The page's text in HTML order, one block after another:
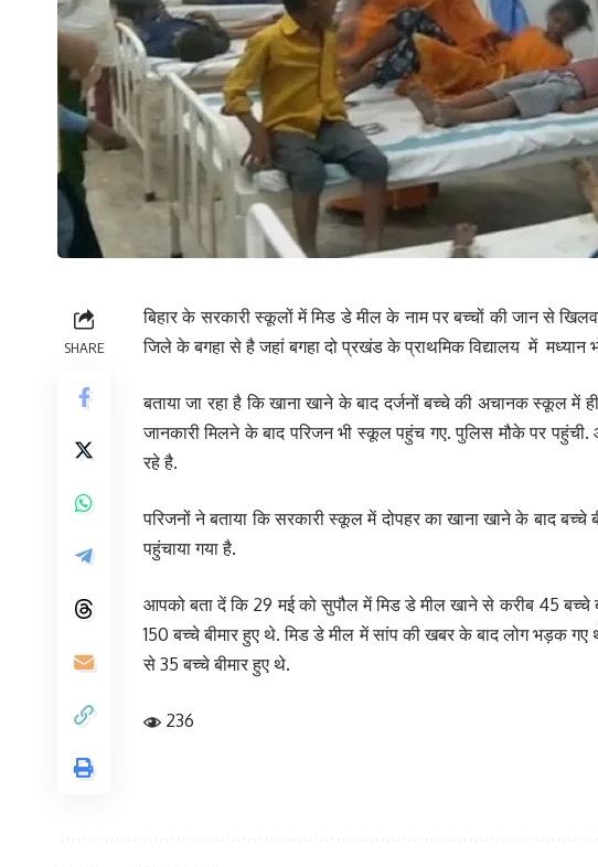
SHARE
बिहार के सरकारी स्कूलों में मिड डे मील के नाम पर बच्चों की जान से
जिले के बगहा से है जहां बगहा दो प्रखंड के प्राथमिक विद्यालय में मध्यान
बताया जा रहा है कि खाना खाने के बाद दर्जनों बच्चे की अचानक स्कूल में
जानकारी मिलने के बाद परिजन भी स्कूल पहुंच गए. पुलिस मौके पर
रहे है.
परिजनों ने बताया कि सरकारी स्कूल में दोपहर का खाना खाने के बाद बच्चे
पहुंचाया गया है.
आपको बता दें कि 29 मई को सुपौल में मिड डे मील खाने से करीब 45 बच्चे
150 बच्चे बीमार हुए थे. मिड डे मील में सांप की खबर के बाद लोग भड़क
से 35 बच्चे बीमार हुए थे.
236